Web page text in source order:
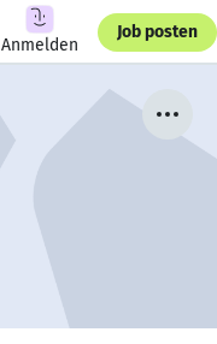
Anmelden
Job posten